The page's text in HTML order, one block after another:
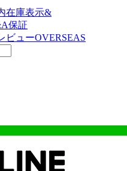
在庫表示&
保証
ビューOVERSEAS